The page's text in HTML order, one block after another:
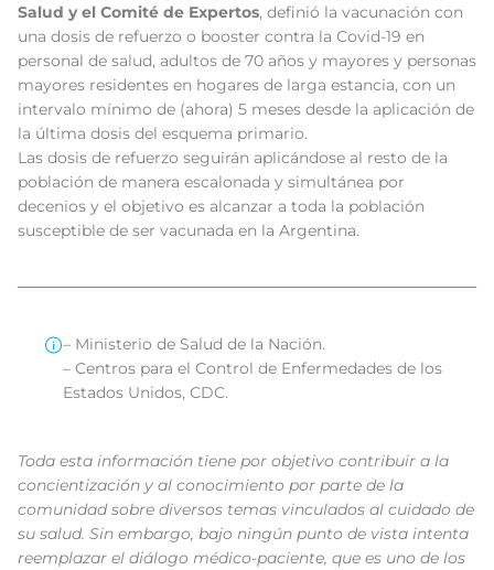
Salud y el Comité de Expertos, definió la vacunación con
una dosis de refuerzo o booster contra la Covid-19 en
personal de salud, adultos de 70 años y mayores y personas
mayores residentes en hogares de larga estancia, con un
intervalo mínimo de (ahora) 5 meses desde la aplicación de
la última dosis del esquema primario.
Las dosis de refuerzo seguirán aplicándose al resto de la
población de manera escalonada y simultánea por
decenios y el objetivo es alcanzar a toda la población
susceptible de ser vacunada en la Argentina.
– Ministerio de Salud de la Nación.
– Centros para el Control de Enfermedades de los
Estados Unidos, CDC.
Toda esta información tiene por objetivo contribuir a la
concientización y al conocimiento por parte de la
comunidad sobre diversos temas vinculados al cuidado de
su salud. Sin embargo, bajo ningún punto de vista intenta
reemplazar el diálogo médico-paciente, que es uno de los